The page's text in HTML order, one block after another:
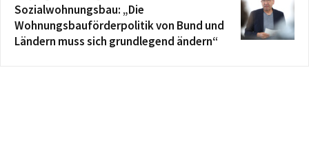
Sozialwohnungsbau: „Die
Wohnungsbauförderpolitik von Bund und
Ländern muss sich grundlegend ändern“